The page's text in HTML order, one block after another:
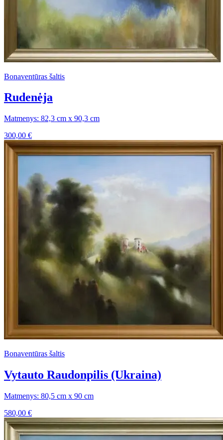
Bonaventūras šaltis
Rudenėja
Matmenys: 82,3 cm x 90,3 cm
300,00 €
Bonaventūras šaltis
Vytauto Raudonpilis (Ukraina)
Matmenys: 80,5 cm x 90 cm
580,00 €